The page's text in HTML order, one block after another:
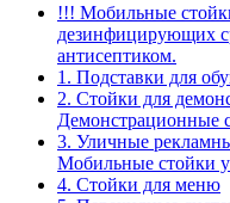
!!! Мобильные
дезинфицирующих
антисептиком.
1. Подставки для
2. Стойки для
Демонстрационные
3. Уличные
Мобильные стойки
4. Стойки для меню